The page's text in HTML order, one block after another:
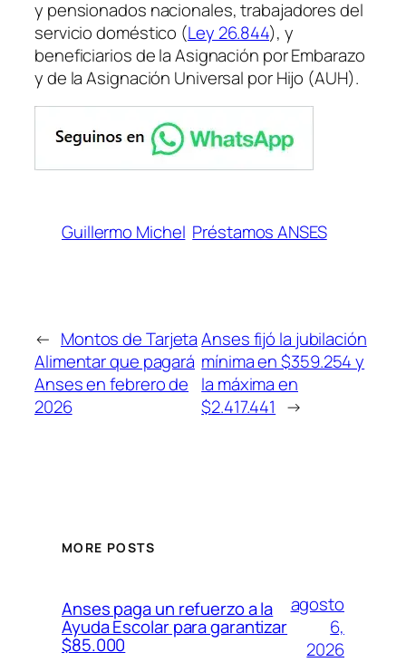
y pensionados nacionales, trabajadores del
servicio doméstico (Ley 26.844), y
beneficiarios de la Asignación por Embarazo
y de la Asignación Universal por Hijo (AUH).
Guillermo Michel Préstamos ANSES
← Montos de Tarjeta
Alimentar que pagará
Anses en febrero de
2026
Anses fijó la jubilación
mínima en $359.254 y
la máxima en
$2.417.441 →
MORE POSTS
Anses paga un refuerzo a la
Ayuda Escolar para garantizar
$85.000
agosto
6,
2026